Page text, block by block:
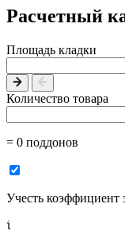
Расчетный
Площадь кладки
Количество товара
= 0 поддонов
Учесть коэффициент